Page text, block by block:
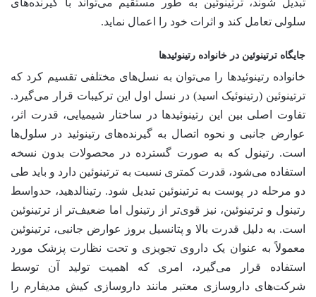
سلولی تعامل کند و اثرات خود را اعمال نماید.
جایگاه ترتینوئین در خانواده رتینوئیدها
خانواده رتینوئیدها را می‌توان به نسل‌های مختلفی تقسیم کرد که
ترتینوئین (رتینوئیک اسید) در نسل اول این ترکیبات قرار می‌گیرد.
تفاوت اصلی بین این رتینوئیدها در ساختار شیمیایی، قدرت اثر،
عوارض جانبی و نحوه اتصال به گیرنده‌های رتینوئید در سلول‌ها
است. رتینول که به صورت گسترده در محصولات بدون نسخه
استفاده می‌شود، قدرت کمتری نسبت به ترتینوئین دارد و باید طی
دو مرحله در پوست به ترتینوئین تبدیل شود. رتینالدهید، حدواسط
رتینول و ترتینوئین، نیز قوی‌تر از رتینول اما ضعیف‌تر از ترتینوئین
است. به دلیل قدرت بالا و پتانسیل بروز عوارض جانبی، ترتینوئین
معمولاً به عنوان یک داروی تجویزی و تحت نظارت پزشک مورد
استفاده قرار می‌گیرد، امری که اهمیت تولید آن توسط
شرکت‌های داروسازی معتبر مانند داروسازی کیش مدیفارم را